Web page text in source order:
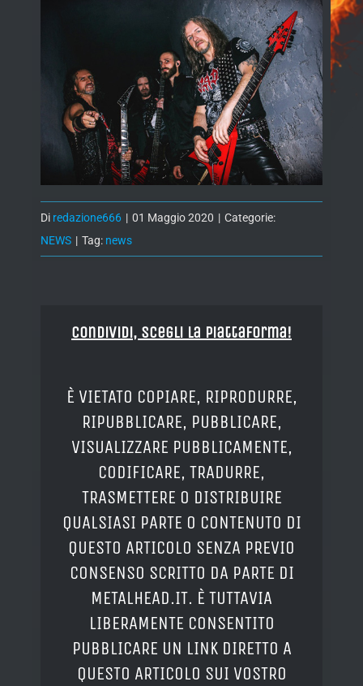
Di redazione666 | 01 Maggio 2020 | Categorie:
NEWS | Tag: news
Condividi, Scegli la piattaforma!
È VIETATO COPIARE, RIPRODURRE,
RIPUBBLICARE, PUBBLICARE,
VISUALIZZARE PUBBLICAMENTE,
CODIFICARE, TRADURRE,
TRASMETTERE O DISTRIBUIRE
QUALSIASI PARTE O CONTENUTO DI
QUESTO ARTICOLO SENZA PREVIO
CONSENSO SCRITTO DA PARTE DI
METALHEAD.IT. È TUTTAVIA
LIBERAMENTE CONSENTITO
PUBBLICARE UN LINK DIRETTO A
QUESTO ARTICOLO SUI VOSTRO